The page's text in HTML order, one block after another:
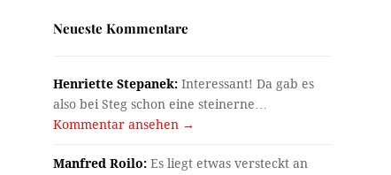
Neueste Kommentare
Henriette Stepanek: Interessant! Da gab es
also bei Steg schon eine steinerne…
Kommentar ansehen →
Manfred Roilo: Es liegt etwas versteckt an